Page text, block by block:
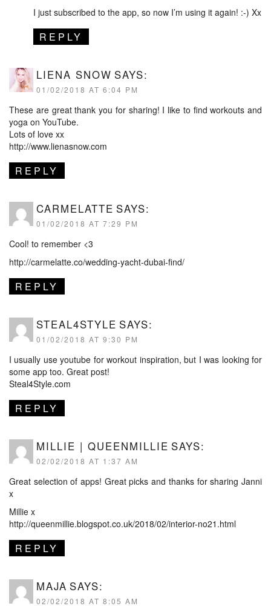
I just subscribed to the app, so now I’m using it again! :-) Xx
REPLY
LIENA SNOW SAYS:
01/02/2018 AT 6:04 PM
These are great thank you for sharing! I like to find workouts and
yoga on YouTube.
Lots of love xx
http://www.lienasnow.com
REPLY
CARMELATTE SAYS:
01/02/2018 AT 7:29 PM
Cool! to remember <3
http://carmelatte.co/wedding-yacht-dubai-find/
REPLY
STEAL4STYLE SAYS:
01/02/2018 AT 9:30 PM
I usually use youtube for workout inspiration, but I was looking for
some app too. Great post!
Steal4Style.com
REPLY
MILLIE | QUEENMILLIE SAYS:
02/02/2018 AT 1:37 AM
Great selection of apps! Great picks and thanks for sharing Janni
x
Millie x
http://queenmillie.blogspot.co.uk/2018/02/interior-no21.html
REPLY
MAJA SAYS:
02/02/2018 AT 8:05 AM